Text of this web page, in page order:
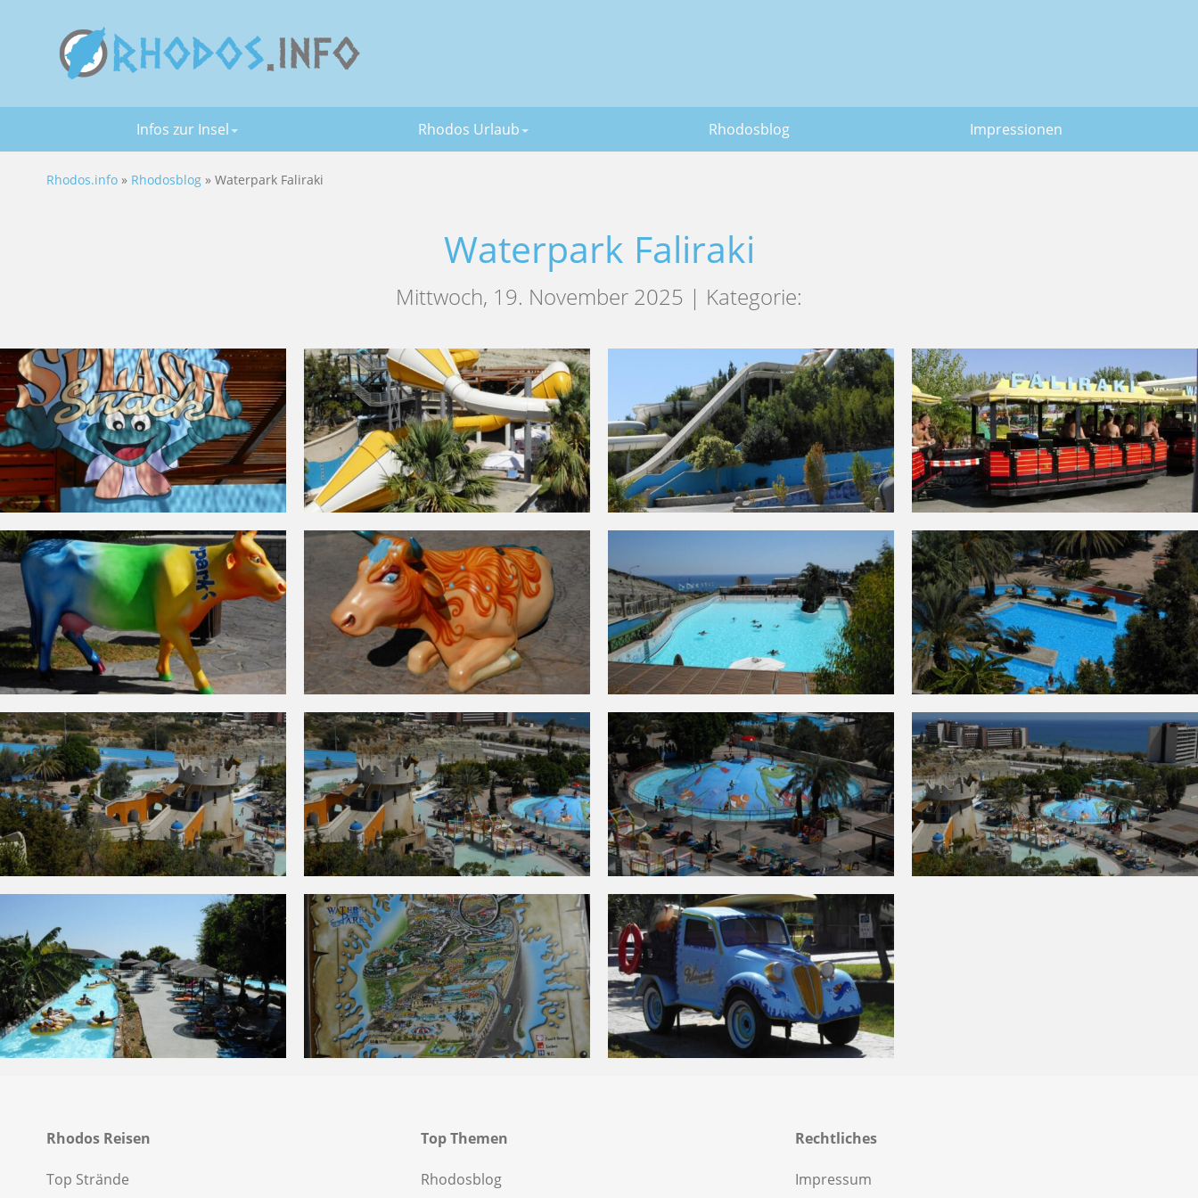
Infos zur Insel Rhodos Urlaub Rhodosblog Impressionen
Rhodos.info » Rhodosblog » Waterpark Faliraki
Waterpark Faliraki
Mittwoch, 19. November 2025 | Kategorie:
Rhodos Reisen
Top Strände
Top Themen
Rhodosblog
Rechtliches
Impressum